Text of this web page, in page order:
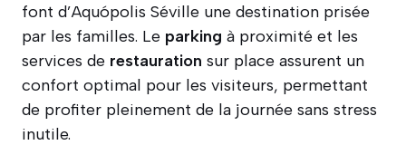
font d’Aquópolis Séville une destination prisée
par les familles. Le parking à proximité et les
services de restauration sur place assurent un
confort optimal pour les visiteurs, permettant
de profiter pleinement de la journée sans stress
inutile.